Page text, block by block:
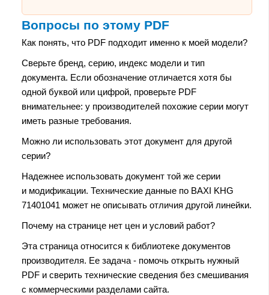
Вопросы по этому PDF
Как понять, что PDF подходит именно к моей модели?
Сверьте бренд, серию, индекс модели и тип
документа. Если обозначение отличается хотя бы
одной буквой или цифрой, проверьте PDF
внимательнее: у производителей похожие серии могут
иметь разные требования.
Можно ли использовать этот документ для другой
серии?
Надежнее использовать документ той же серии
и модификации. Технические данные по BAXI KHG
71401041 может не описывать отличия другой линейки.
Почему на странице нет цен и условий работ?
Эта страница относится к библиотеке документов
производителя. Ее задача - помочь открыть нужный
PDF и сверить технические сведения без смешивания
с коммерческими разделами сайта.